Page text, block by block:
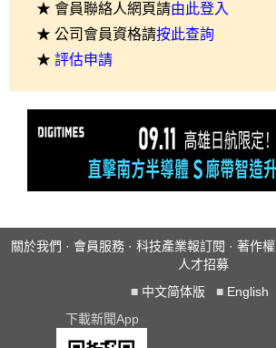
★ 會員聯絡人網頁請由此登入
★ 公司會員資格請按此查詢
★ 評估申請
關於我們 · 會員服務 · 科技產業報訂閱 · 著作權
人才招募
■ 中文简体版 ■ English
下載新聞App